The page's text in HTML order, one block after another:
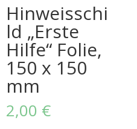
Hinweisschi
ld „Erste
Hilfe“ Folie,
150 x 150
mm
2,00 €